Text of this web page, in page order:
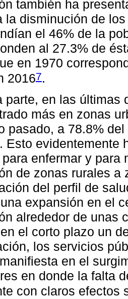
también ha
la disminución de
el 46% de la
al 27.3% de
en 1970
20167.
parte, en las últimas
más en zonas
pasado, a 78.8%
Esto evidentemente
enfermar y para
de zonas rurales a
del perfil de
expansión en el
alrededor de unas
el corto plazo un
los servicios
en el
en donde la falta
con claros efectos